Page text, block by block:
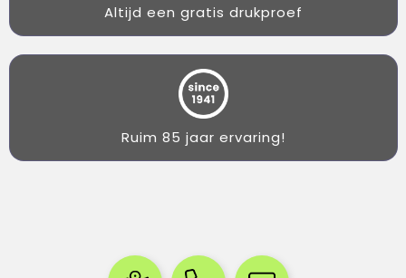
Altijd een gratis drukproef
Ruim 85 jaar ervaring!